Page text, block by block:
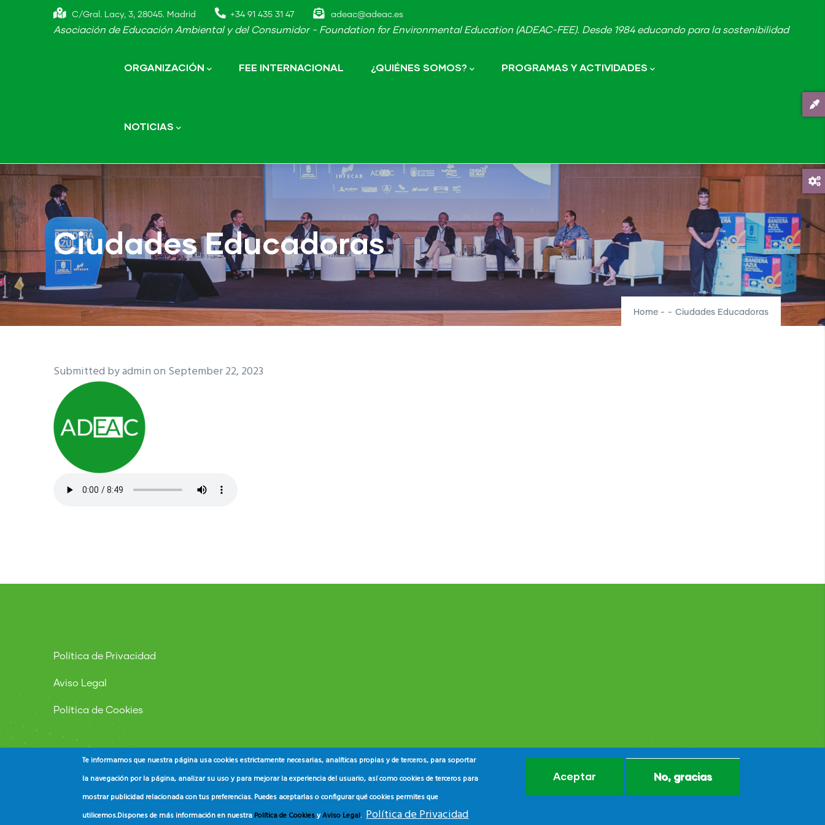
C/Gral. Lacy, 3, 28045. Madrid +34 91 435 31 47 adeac@adeac.es
Asociación de Educación Ambiental y del Consumidor - Foundation for Environmental Education (ADEAC-FEE). Desde 1984 educando para la sostenibilidad
navigation
ORGANIZACIÓN FEE INTERNACIONAL ¿QUIÉNES SOMOS? PROGRAMAS Y ACTIVIDADES
NOTICIAS
Ciudades Educadoras
Home - - Ciudades Educadoras
Submitted byadminon September 22, 2023
Política de Privacidad
Aviso Legal
Política de Cookies
© Copyright ADEAC2023. All Rights Reserved.
Te informamos que nuestra página usa cookies estrictamente necesarias, analíticas propias y de terceros, para soportar
la navegación por la página, analizar su uso y para mejorar la experiencia del usuario, así como cookies de terceros para
mostrar publicidad relacionada con tus preferencias. Puedes aceptarlas o configurar qué cookies permites que
utilicemos.Dispones de más información en nuestra Política de CookiesyAviso Legal. Política de Privacidad
Aceptar No, gracias